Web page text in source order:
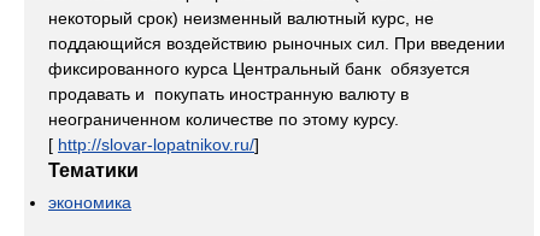
некоторый срок) неизменный валютный курс, не
поддающийся воздействию рыночных сил. При введении
фиксированного курса Центральный банк обязуется
продавать и покупать иностранную валюту в
неограниченном количестве по этому курсу.
[ http://slovar-lopatnikov.ru/]
Тематики
экономика